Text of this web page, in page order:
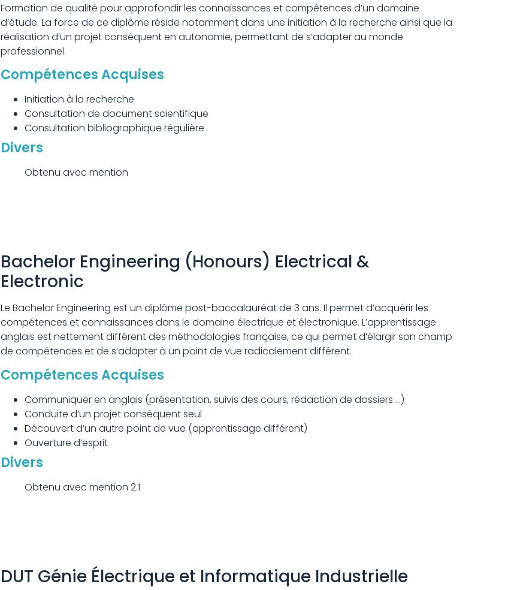
Formation de qualité pour approfondir les connaissances et compétences d’un domaine
d’étude. La force de ce diplôme réside notamment dans une initiation à la recherche ainsi que la
réalisation d’un projet conséquent en autonomie, permettant de s’adapter au monde
professionnel.
Compétences Acquises
Initiation à la recherche
Consultation de document scientifique
Consultation bibliographique régulière
Divers
Obtenu avec mention
Bachelor Engineering (Honours) Electrical &
Electronic
Le Bachelor Engineering est un diplôme post-baccalauréat de 3 ans. Il permet d’acquérir les
compétences et connaissances dans le domaine électrique et électronique. L’apprentissage
anglais est nettement différent des méthodologies française, ce qui permet d’élargir son champ
de compétences et de s’adapter à un point de vue radicalement différent.
Compétences Acquises
Communiquer en anglais (présentation, suivis des cours, rédaction de dossiers …)
Conduite d’un projet conséquent seul
Découvert d’un autre point de vue (apprentissage différent)
Ouverture d’esprit
Divers
Obtenu avec mention 2.1
DUT Génie Électrique et Informatique Industrielle